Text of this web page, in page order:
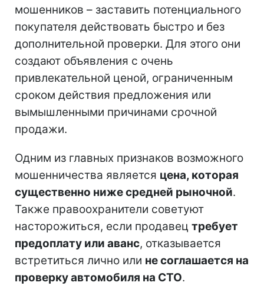
мошенников – заставить потенциального
покупателя действовать быстро и без
дополнительной проверки. Для этого они
создают объявления с очень
привлекательной ценой, ограниченным
сроком действия предложения или
вымышленными причинами срочной
продажи.
Одним из главных признаков возможного
мошенничества является цена, которая
существенно ниже средней рыночной.
Также правоохранители советуют
насторожиться, если продавец требует
предоплату или аванс, отказывается
встретиться лично или не соглашается на
проверку автомобиля на СТО.